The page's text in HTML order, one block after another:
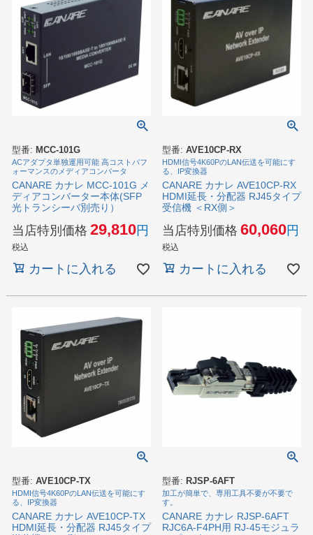
型番: MCC-101G
ACアダプタ単独運用可能 高コストパフ
ォーマンスのメディアコンバータ
CANARE カナレ MCC-101G メ
ディアコンバーター本体(SFP
光トランシーバ別売り）
当店特別価格 29,810
税込
カートに入れる
型番: AVE10CP-RX
HDMI信号4K60PのLAN伝送を可能にす
る、IP変換器
CANARE カナレ AVE10CP-RX
HDMI延長・分配器 RJ45タイプ
受信機 ＜RX側＞
当店特別価格 60,060
税込
カートに入れる
型番: AVE10CP-TX
HDMI信号4K60PのLAN伝送を可能にす
る、IP変換器
CANARE カナレ AVE10CP-TX
HDMI延長・分配器 RJ45タイプ
型番: RJSP-6AFT
加工が簡単で、専用工具不要が不要で
す。
CANARE カナレ RJSP-6AFT
RJC6A-F4PH用 RJ-45モジュラ